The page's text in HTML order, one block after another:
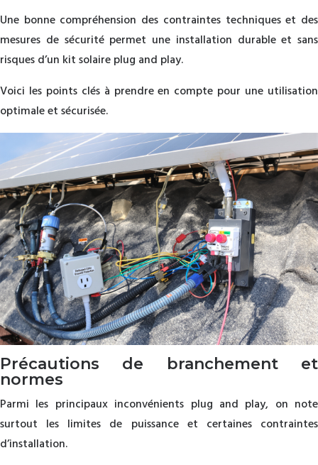
Une bonne compréhension des contraintes techniques et des
mesures de sécurité permet une installation durable et sans
risques d’un kit solaire plug and play.
Voici les points clés à prendre en compte pour une utilisation
optimale et sécurisée.
Précautions de branchement et
normes
Parmi les principaux inconvénients plug and play, on note
surtout les limites de puissance et certaines contraintes
d’installation.